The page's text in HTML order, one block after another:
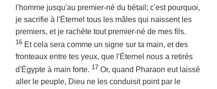
l'homme jusqu'au premier-né du bétail; c'est pourquoi,
je sacrifie à l'Éternel tous les mâles qui naissent les
premiers, et je rachète tout premier-né de mes fils.
16 Et cela sera comme un signe sur ta main, et des
fronteaux entre tes yeux, que l'Éternel nous a retirés
d'Égypte à main forte. 17 Or, quand Pharaon eut laissé
aller le peuple, Dieu ne les conduisit point par le